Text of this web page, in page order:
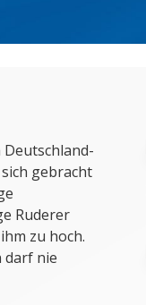
Deutschland-
gebracht
Ruderer
zu hoch.
darf nie